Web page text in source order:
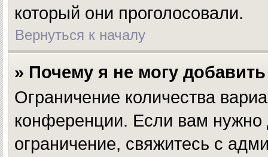
который они проголосовали.
Вернуться к началу
» Почему я не могу
Ограничение количества
конференции. Если вам нужно
ограничение, свяжитесь с